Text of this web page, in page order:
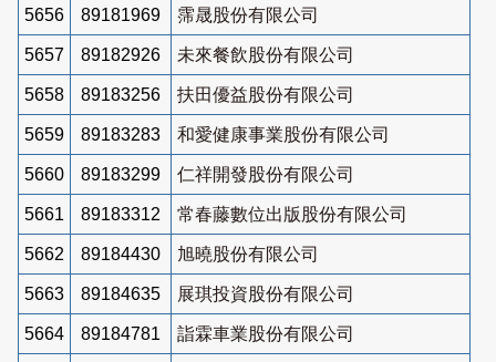
5656 89181969 霈晟股份有限公司
5657 89182926 未來餐飲股份有限公司
5658 89183256 扶田優益股份有限公司
5659 89183283 和愛健康事業股份有限公司
5660 89183299 仁祥開發股份有限公司
5661 89183312 常春藤數位出版股份有限公司
5662 89184430 旭曉股份有限公司
5663 89184635 展琪投資股份有限公司
5664 89184781 詣霖車業股份有限公司